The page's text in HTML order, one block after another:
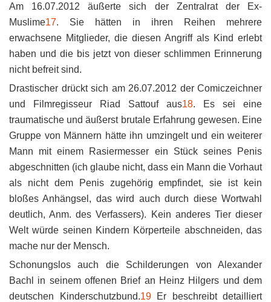
Am 16.07.2012 äußerte sich der Zentralrat der Ex-
Muslime17. Sie hätten in ihren Reihen mehrere
erwachsene Mitglieder, die diesen Angriff als Kind erlebt
haben und die bis jetzt von dieser schlimmen Erinnerung
nicht befreit sind.
Drastischer drückt sich am 26.07.2012 der Comiczeichner
und Filmregisseur Riad Sattouf aus18. Es sei eine
traumatische und äußerst brutale Erfahrung gewesen. Eine
Gruppe von Männern hätte ihn umzingelt und ein weiterer
Mann mit einem Rasiermesser ein Stück seines Penis
abgeschnitten (ich glaube nicht, dass ein Mann die Vorhaut
als nicht dem Penis zugehörig empfindet, sie ist kein
bloßes Anhängsel, das wird auch durch diese Wortwahl
deutlich, Anm. des Verfassers). Kein anderes Tier dieser
Welt würde seinen Kindern Körperteile abschneiden, das
mache nur der Mensch.
Schonungslos auch die Schilderungen von Alexander
Bachl in seinem offenen Brief an Heinz Hilgers und dem
deutschen Kinderschutzbund.19Er beschreibt detailliert